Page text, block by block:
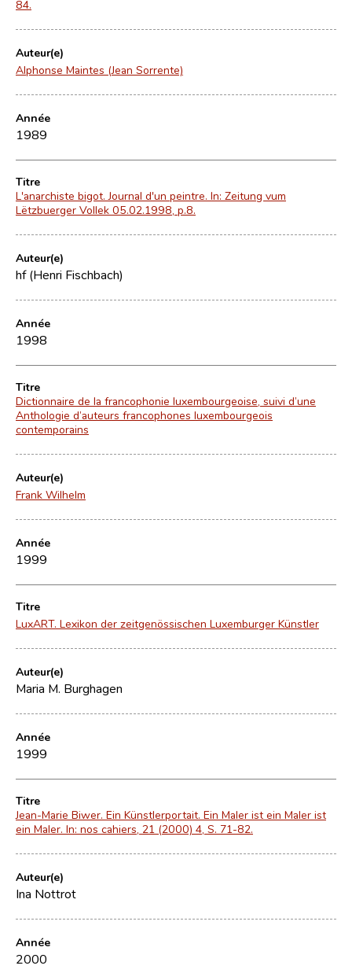
84.
Auteur(e)
Alphonse Maintes (Jean Sorrente)
Année
1989
Titre
L'anarchiste bigot. Journal d'un peintre. In: Zeitung vum
Lëtzbuerger Vollek 05.02.1998, p.8.
Auteur(e)
hf (Henri Fischbach)
Année
1998
Titre
Dictionnaire de la francophonie luxembourgeoise, suivi d’une
Anthologie d’auteurs francophones luxembourgeois
contemporains
Auteur(e)
Frank Wilhelm
Année
1999
Titre
LuxART. Lexikon der zeitgenössischen Luxemburger Künstler
Auteur(e)
Maria M. Burghagen
Année
1999
Titre
Jean-Marie Biwer. Ein Künstlerportait. Ein Maler ist ein Maler ist
ein Maler. In: nos cahiers, 21 (2000) 4, S. 71-82.
Auteur(e)
Ina Nottrot
Année
2000